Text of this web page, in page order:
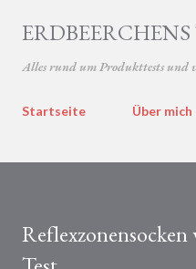
Direkt
Alles rund um Produkttests und
Startseite Über mich
Reflexzonensocken